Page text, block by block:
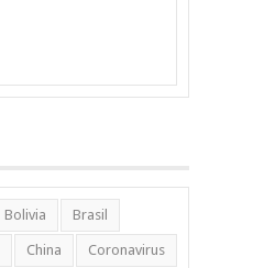
Bolivia Brasil
China Coronavirus